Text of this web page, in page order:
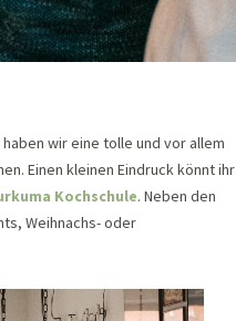
wir eine tolle und vor allem
Einen kleinen Eindruck könnt ihr
Kochschule. Neben den
Weihnachs- oder